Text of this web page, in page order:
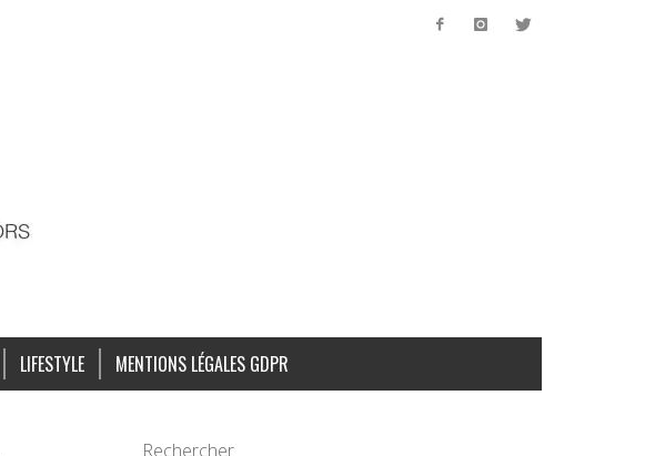
LIFESTYLE MENTIONS LÉGALES GDPR
Rechercher